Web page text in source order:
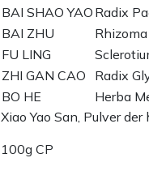
BAI SHAO YAO Radix
BAI ZHU
FU LING
ZHI GAN CAO
Radix
BO HE
Herba
Xiao Yao San, Pulver
100g CP